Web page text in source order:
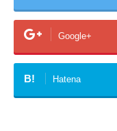
Google+
B! Hatena